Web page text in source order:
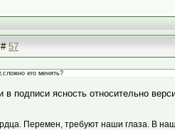
#57
его менять?
подписи ясность относительно
Перемен, требуют наши глаза. В